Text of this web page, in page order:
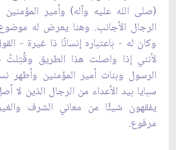
(صلى الله عليه وآله) وأمير
الرجال الأجانب. وهنا يعرض له
وكان له - باعتباره إنسانًا ذا غيرة -
لأنني إذا واصلت هذا الطريق وقُتِلتُ
الرسول وبنات أمير المؤمنين وأطهر
سبايا بيد الأعداء من الرجال الذين لا
يفقهون شيئًا من معاني الشرف
مرفوع.